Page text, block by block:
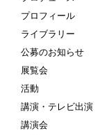
プロフィール
ライブラリー
公募のお知らせ
展覧会
活動
講演・テレビ出演
講演会